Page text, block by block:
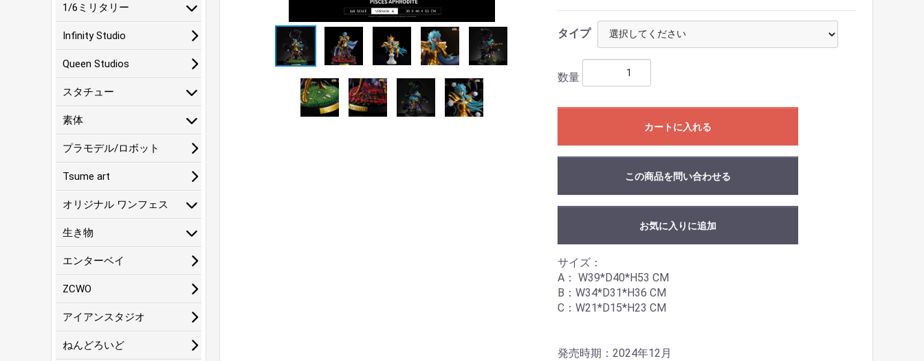
1/6ミリタリー
Infinity Studio
Queen Studios
スタチュー
素体
プラモデル/ロボット
Tsume art
オリジナル ワンフェス
生き物
エンターベイ
ZCWO
アイアンスタジオ
ねんどろいど
タイプ
数量
カートに入れる
この商品を問い合わせる
お気に入りに追加
サイズ：
A： W39*D40*H53 CM
B：W34*D31*H36 CM
C：W21*D15*H23 CM
発売時期：2024年12月